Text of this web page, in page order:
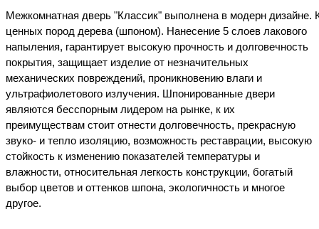
Межкомнатная дверь "Классик" выполнена в модерн дизайне.
ценных пород дерева (шпоном). Нанесение 5 слоев лакового
напыления, гарантирует высокую прочность и долговечность
покрытия, защищает изделие от незначительных
механических повреждений, проникновению влаги и
ультрафиолетового излучения. Шпонированные двери
являются бесспорным лидером на рынке, к их
преимуществам стоит отнести долговечность, прекрасную
звуко- и тепло изоляцию, возможность реставрации, высокую
стойкость к изменению показателей температуры и
влажности, относительная легкость конструкции, богатый
выбор цветов и оттенков шпона, экологичность и многое
другое.